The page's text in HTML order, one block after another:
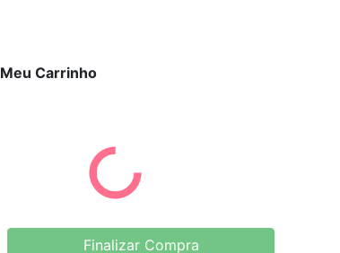
Meu Carrinho
Finalizar Compra